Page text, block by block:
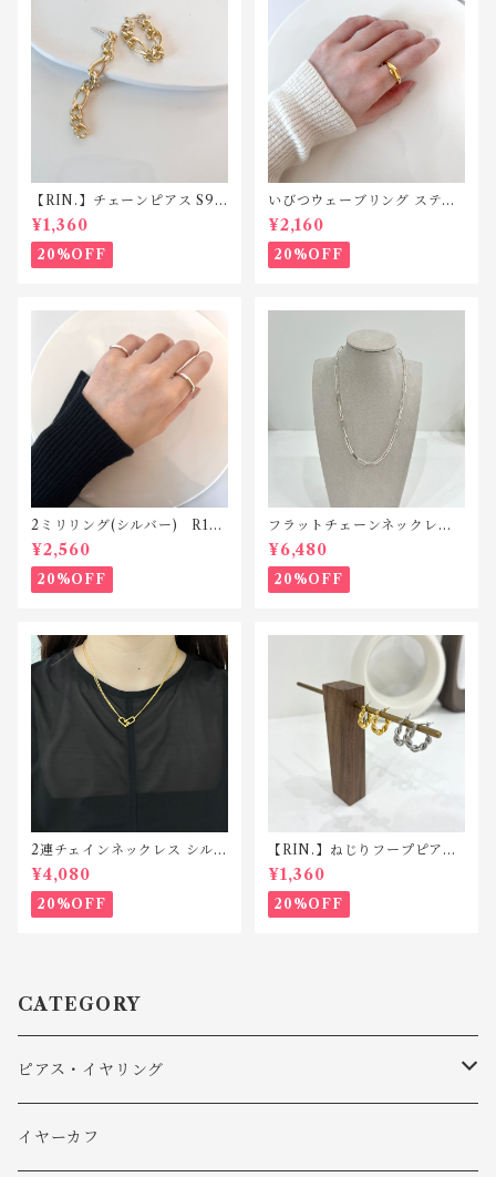
【RIN.】チェーンピアス S92
5ポスト TP012
¥1,360
20%OFF
いびつウェーブリング ステン
レス SR010
¥2,160
20%OFF
2ミリリング(シルバー) R118
silver925
¥2,560
20%OFF
フラットチェーンネックレス
シルバー925 N042
¥6,480
20%OFF
2連チェインネックレス シルバ
ー925 N039
¥4,080
20%OFF
【RIN.】ねじりフープピアス
P007
¥1,360
20%OFF
CATEGORY
ピアス・イヤリング
ピアス
イヤーカフ